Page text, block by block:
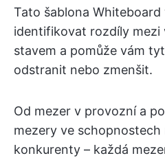
Tato šablona Whiteboard
identifikovat rozdíly mezi
stavem a pomůže vám
odstranit nebo zmenšit.
Od mezer v provozní a
mezery ve schopnostech
konkurenty – každá